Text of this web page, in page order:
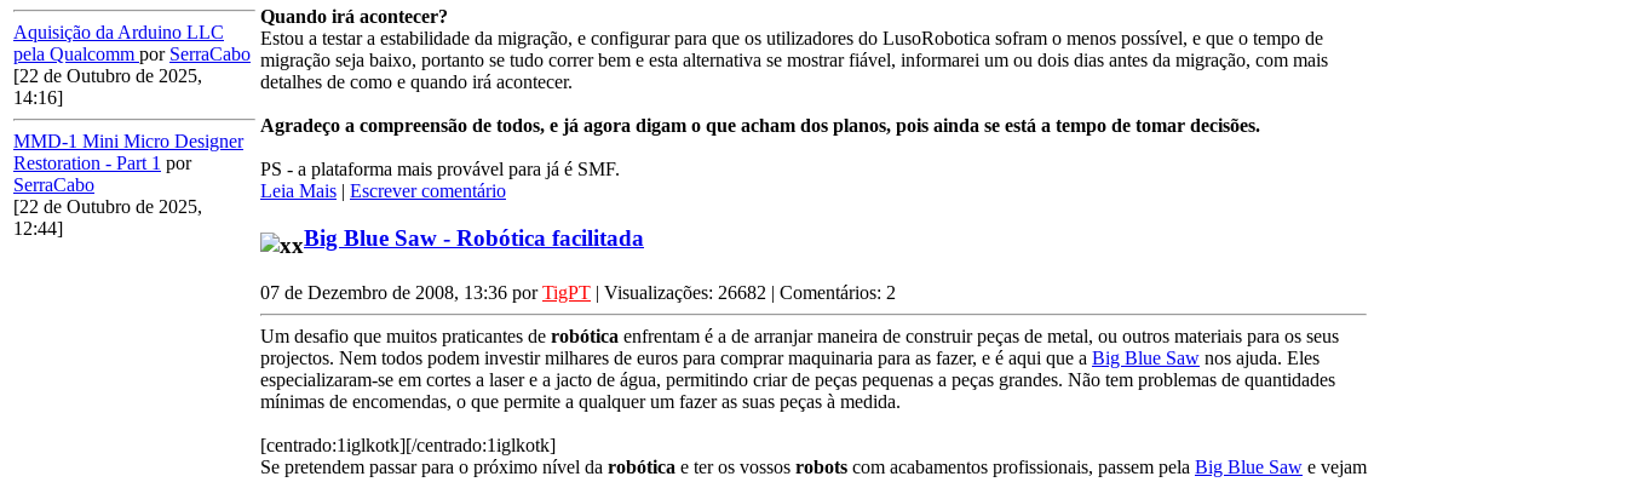
Aquisição da Arduino LLC
pela Qualcomm por SerraCabo
[22 de Outubro de 2025,
14:16]
MMD-1 Mini Micro Designer
Restoration - Part 1 por
SerraCabo
[22 de Outubro de 2025,
12:44]
Quando irá acontecer?
Estou a testar a estabilidade da migração, e configurar para que os utilizadores do LusoRobotica sofram o menos possível, e que o tempo de
migração seja baixo, portanto se tudo correr bem e esta alternativa se mostrar fiável, informarei um ou dois dias antes da migração, com mais
detalhes de como e quando irá acontecer.
Agradeço a compreensão de todos, e já agora digam o que acham dos planos, pois ainda se está a tempo de tomar decisões.
PS - a plataforma mais provável para já é SMF.
Leia Mais | Escrever comentário
Big Blue Saw - Robótica facilitada
07 de Dezembro de 2008, 13:36 porTigPT | Visualizações: 26682 | Comentários: 2
Um desafio que muitos praticantes de robótica enfrentam é a de arranjar maneira de construir peças de metal, ou outros materiais para os seus
projectos. Nem todos podem investir milhares de euros para comprar maquinaria para as fazer, e é aqui que a Big Blue Saw nos ajuda. Eles
especializaram-se em cortes a laser e a jacto de água, permitindo criar de peças pequenas a peças grandes. Não tem problemas de quantidades
mínimas de encomendas, o que permite a qualquer um fazer as suas peças à medida.
[centrado:1iglkotk][/centrado:1iglkotk]
Se pretendem passar para o próximo nível da robótica e ter os vossos robots com acabamentos profissionais, passem pela Big Blue Saw e vejam